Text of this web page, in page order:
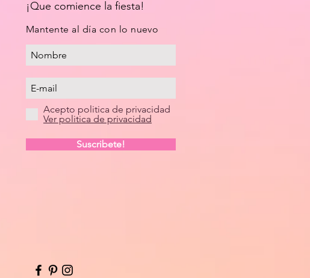
¡Que comience la fiesta!
Acepto politica de privacidad
Ver politica de privacidad
Suscribete!
Mantente al día con lo nuevo